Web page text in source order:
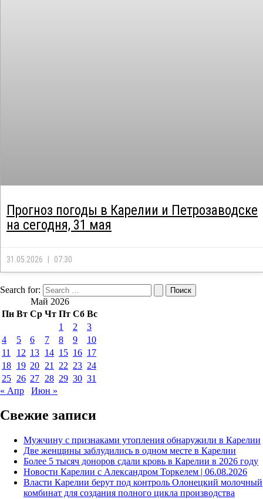
Прогноз погоды в Карелии и Петрозаводске
на сегодня, 31 мая
31.05.2026 07:30
Search for:
Май 2026
Пн Вт Ср Чт Пт Сб Вс
1
2
3
4
5 6 7 8 9
10
11
12 13 14 15 16 17
18 19 20 21 22 23 24
25 26 27 28 29 30 31
« Апр
Июн »
Свежие записи
Мужчину с признаками утопления обнаружили в Карелии
Две женщины заблудились в одном месте в Карелии
Более 5 тысяч доноров сдали кровь в Карелии в 2026 году
Новости Карелии с Александром Торкелем | 06.08.2026
Власти Карелии берут под контроль Олонецкий молочный
комбинат для создания полного цикла производства